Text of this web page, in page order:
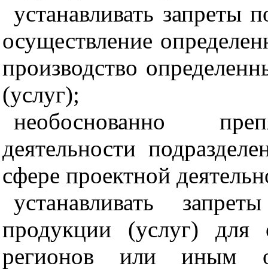
устанавливать запреты
осуществление определен
производство
(услуг);
необоснованно
деятельности
сфере проектной
устанавливать
продукции (услуг) для
регионов или иным